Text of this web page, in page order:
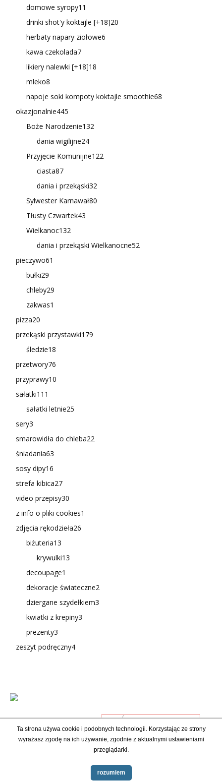
domowe syropy11
drinki shot'y koktajle [+18]20
herbaty napary ziołowe6
kawa czekolada7
likiery nalewki [+18]18
mleko8
napoje soki kompoty koktajle smoothie68
okazjonalnie445
Boże Narodzenie132
dania wigilijne24
Przyjęcie Komunijne122
ciasta87
dania i przekąski32
Sylwester Karnawał80
Tłusty Czwartek43
Wielkanoc132
dania i przekąski Wielkanocne52
pieczywo61
bułki29
chleby29
zakwas1
pizza20
przekąski przystawki179
śledzie18
przetwory76
przyprawy10
sałatki111
sałatki letnie25
sery3
smarowidła do chleba22
śniadania63
sosy dipy16
strefa kibica27
video przepisy30
z info o pliki cookies1
zdjęcia rękodzieła26
biżuteria13
krywulki13
decoupage1
dekoracje świateczne2
dziergane szydełkiem3
kwiatki z krepiny3
prezenty3
zeszyt podręczny4
Ta strona używa cookie i podobnych technologii. Korzystając ze strony
wyrażasz zgodę na ich używanie, zgodnie z aktualnymi ustawieniami
przeglądarki.
rozumiem